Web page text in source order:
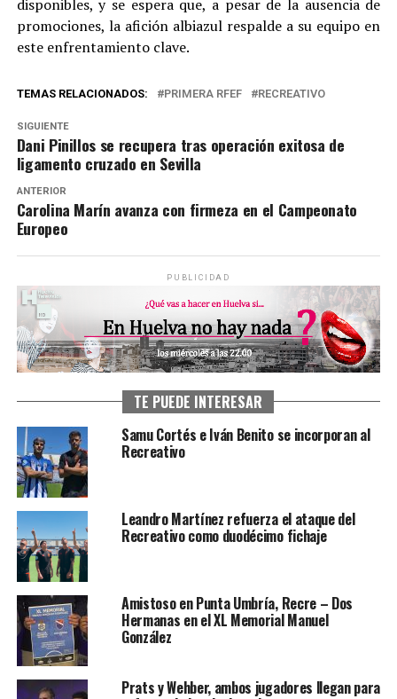
disponibles, y se espera que, a pesar de la ausencia de
promociones, la afición albiazul respalde a su equipo en
este enfrentamiento clave.
TEMAS RELACIONADOS: PRIMERA RFEF RECREATIVO
SIGUIENTE
Dani Pinillos se recupera tras operación exitosa de
ligamento cruzado en Sevilla
ANTERIOR
Carolina Marín avanza con firmeza en el Campeonato
Europeo
PUBLICIDAD
TE PUEDE INTERESAR
Samu Cortés e Iván Benito se incorporan al
Recreativo
Leandro Martínez refuerza el ataque del
Recreativo como duodécimo fichaje
Amistoso en Punta Umbría, Recre – Dos
Hermanas en el XL Memorial Manuel
González
Prats y Wehber, ambos jugadores llegan para